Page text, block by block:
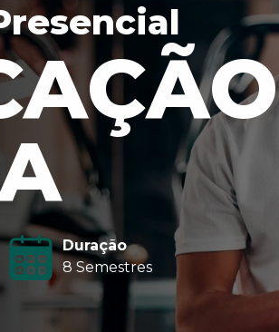
Duração
8 Semestres